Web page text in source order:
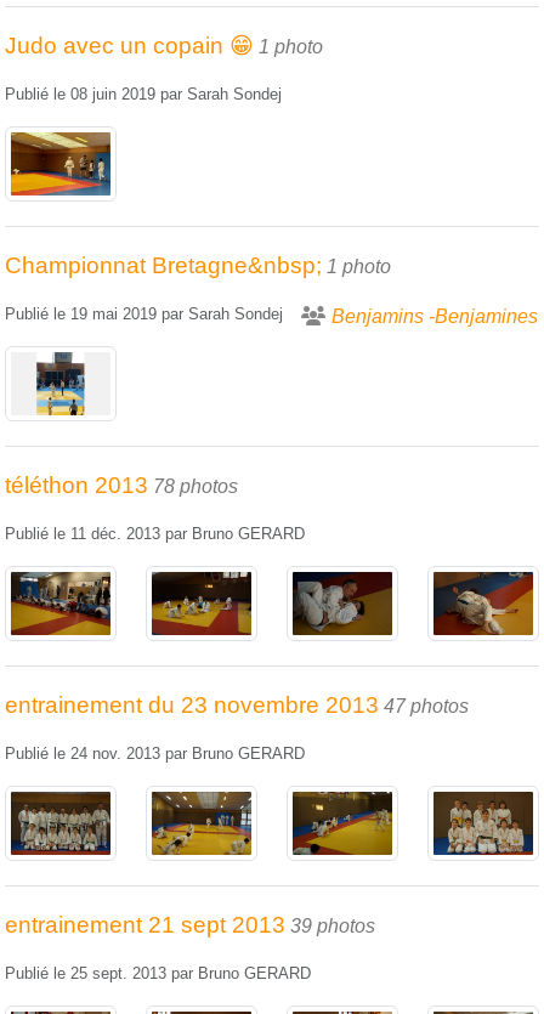
Judo avec un copain 😁 1 photo
Publié le 08 juin 2019 par Sarah Sondej
Championnat Bretagne&nbsp; 1 photo
Benjamins -Benjamines
Publié le 19 mai 2019 par Sarah Sondej
téléthon 2013 78 photos
Publié le 11 déc. 2013 par Bruno GERARD
entrainement du 23 novembre 2013 47 photos
Publié le 24 nov. 2013 par Bruno GERARD
entrainement 21 sept 2013 39 photos
Publié le 25 sept. 2013 par Bruno GERARD